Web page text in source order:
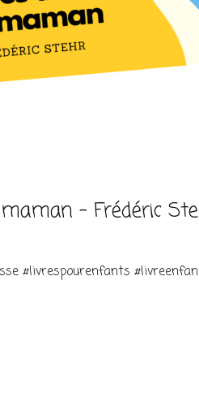
– Frédéric
#livrespourenfants